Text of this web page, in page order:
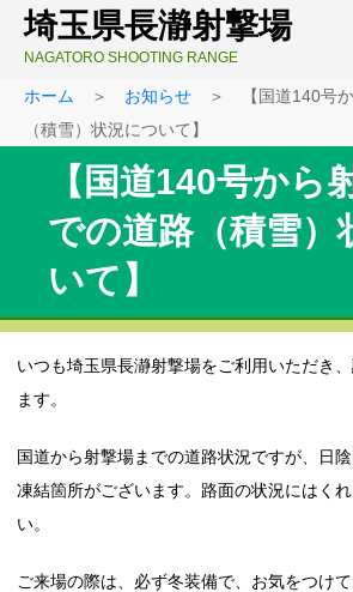
埼玉県長瀞射撃場
NAGATORO SHOOTING RANGE
ホーム ＞ お知らせ ＞ 【国道140号か
（積雪）状況について】
【国道140号から
での道路（積雪）
いて】
いつも埼玉県長瀞射撃場をご利用いただき
ます。
国道から射撃場までの道路状況ですが、日陰
凍結箇所がございます。路面の状況にはく
い。
ご来場の際は、必ず冬装備で、お気をつけて